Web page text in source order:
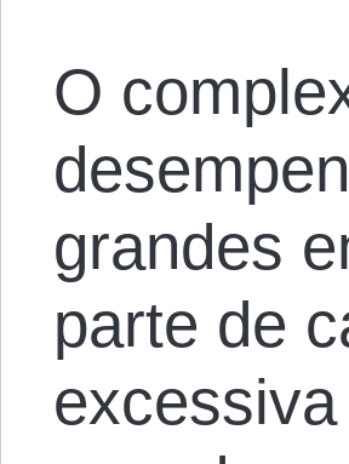
O
grandes
parte de